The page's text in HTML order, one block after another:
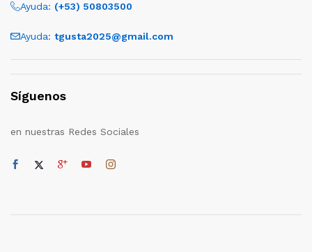
Ayuda: (+53) 50803500
Ayuda: tgusta2025@gmail.com
Síguenos
en nuestras Redes Sociales